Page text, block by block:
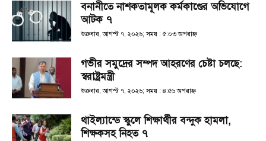
বনানীতে নাশকতামূলক কর্মকাণ্ডের অভিযোগে
আটক ৭
শুক্রবার, আগস্ট ৭, ২০২৬; সময় : ৫:০৩ অপরাহ্ণ
গভীর সমুদ্রের সম্পদ আহরণের চেষ্টা চলছে:
স্বরাষ্ট্রমন্ত্রী
শুক্রবার, আগস্ট ৭, ২০২৬; সময় : ৪:৫৬ অপরাহ্ণ
থাইল্যান্ডে স্কুলে শিক্ষার্থীর বন্দুক হামলা,
শিক্ষকসহ নিহত ৭